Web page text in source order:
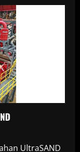
UltraSAND